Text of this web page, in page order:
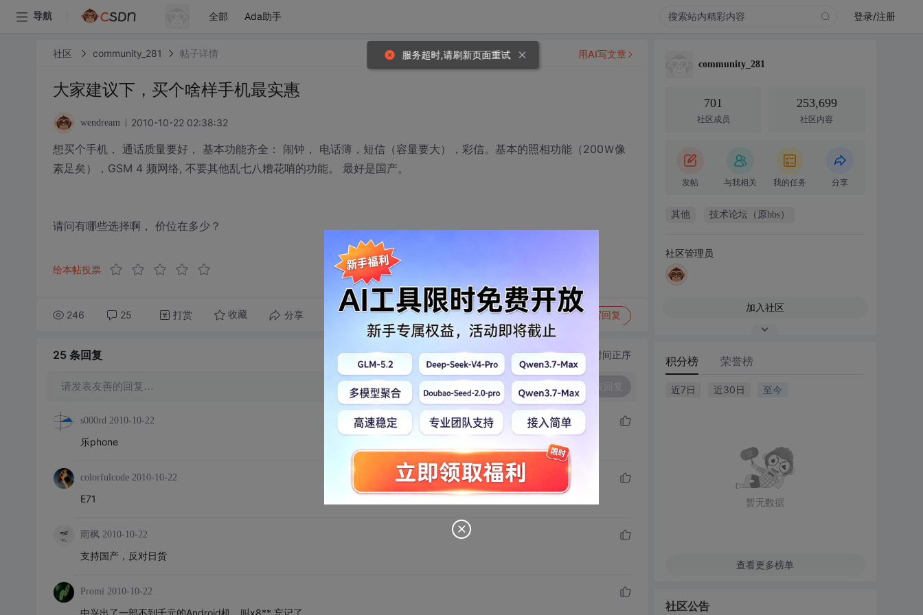
导航 全部 Ada助手 登录/注册
社区 community_281 帖子详情
大家建议下，买个啥样手机最实惠
wendream 2010-10-22 02:38:32
想买个手机， 通话质量要好， 基本功能齐全： 闹钟， 电话薄，短信（容量要大），彩信。基本的照相功能（200Ｗ像
素足矣），GSM 4 频网络, 不要其他乱七八糟花哨的功能。 最好是国产。
请问有哪些选择啊， 价位在多少？
给本帖投票
246 25 打赏 收藏 分享 转发到动态 举报 写回复
用AI写文章
25 条回复 切换为时间正序
请发表友善的回复… 发表回复
s000rd 2010-10-22
乐phone
colorfulcode 2010-10-22
E71
雨枫 2010-10-22
支持国产，反对日货
Promi 2010-10-22
中兴出了一部不到千元的Android机，叫x8** 忘记了。
community_281
701
社区成员
253,699
社区内容
发帖 与我相关 我的任务 分享
其他 技术论坛（原bbs）
社区管理员
加入社区
积分榜 荣誉榜
近7日 近30日 至今
暂无数据
查看更多榜单
社区公告
服务超时,请刷新页面重试